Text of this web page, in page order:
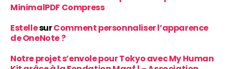
MinimalPDF Compress
EstellesurComment personnaliser l’apparence
de OneNote ?
Notre projet s’envole pour Tokyo avec My Human